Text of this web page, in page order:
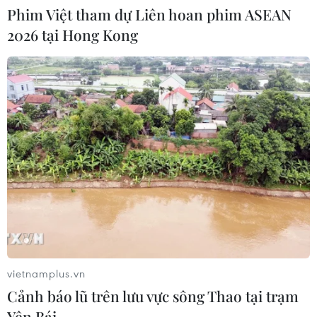
CƠ QUAN CHỦ QUẢN: THÔNG TẤN XÃ VIỆT NAM
Tổng Biên tập: TRẦN TIẾN DUẨN
Phó Tổng Biên tập: NGUYỄN THỊ TÁM, KHÚC THANH
THỦY
Sở hữu trí tuệ
Quy định sử dụng
Ngôn ngữ
Dịch vụ tin
Liên hệ
Phim Việt tham dự Liên hoan phim ASEAN
2026 tại Hong Kong
vietnamplus.vn
Cảnh báo lũ trên lưu vực sông Thao tại trạm